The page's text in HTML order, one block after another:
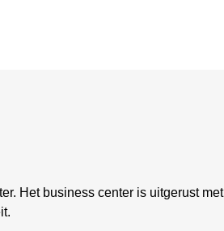
Het business center is uitgerust met